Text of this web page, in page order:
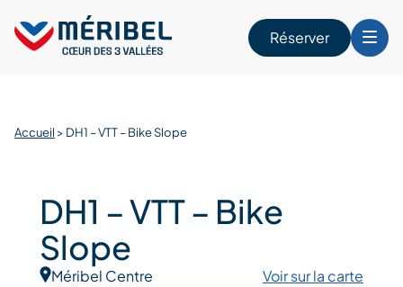
content
Réserver
Accueil > DH1 – VTT – Bike Slope
DH1 – VTT – Bike
Slope
Méribel Centre Voir sur la carte